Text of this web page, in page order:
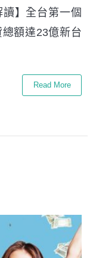
】全台第一個
額達23億新台
Read More